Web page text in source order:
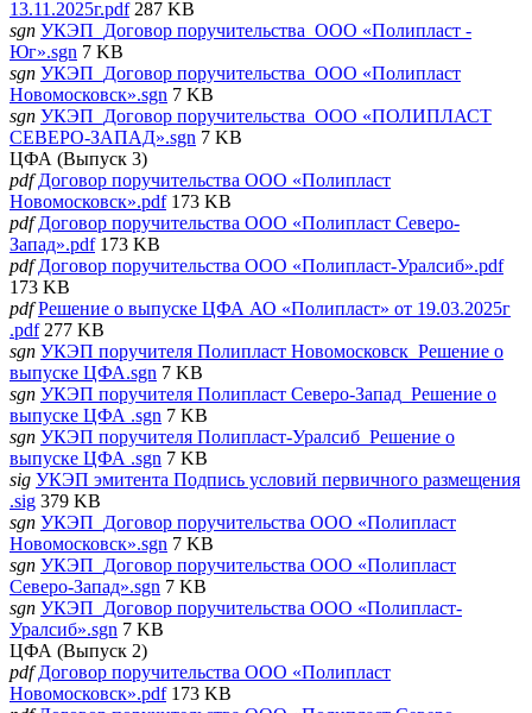
13.11.2025г.pdf 287 KB
sgn УКЭП_Договор поручительства_ООО «Полипласт -
Юг».sgn 7 KB
sgn УКЭП_Договор поручительства_ООО «Полипласт
Новомосковск».sgn 7 KB
sgn УКЭП_Договор поручительства_ООО «ПОЛИПЛАСТ
СЕВЕРО-ЗАПАД».sgn 7 KB
ЦФА (Выпуск 3)
pdf Договор поручительства ООО «Полипласт
Новомосковск».pdf 173 KB
pdf Договор поручительства ООО «Полипласт Северо-
Запад».pdf 173 KB
pdf Договор поручительства ООО «Полипласт-Уралсиб».pdf
173 KB
pdf Решение о выпуске ЦФА АО «Полипласт» от 19.03.2025г
.pdf 277 KB
sgn УКЭП поручителя Полипласт Новомосковск_Решение о
выпуске ЦФА.sgn 7 KB
sgn УКЭП поручителя Полипласт Северо-Запад_Решение о
выпуске ЦФА .sgn 7 KB
sgn УКЭП поручителя Полипласт-Уралсиб_Решение о
выпуске ЦФА .sgn 7 KB
sig УКЭП эмитента Подпись условий первичного размещения
.sig 379 KB
sgn УКЭП_Договор поручительства ООО «Полипласт
Новомосковск».sgn 7 KB
sgn УКЭП_Договор поручительства ООО «Полипласт
Северо-Запад».sgn 7 KB
sgn УКЭП_Договор поручительства ООО «Полипласт-
Уралсиб».sgn 7 KB
ЦФА (Выпуск 2)
pdf Договор поручительства ООО «Полипласт
Новомосковск».pdf 173 KB